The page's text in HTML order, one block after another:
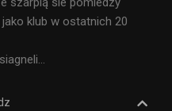
klub w ostatnich 20